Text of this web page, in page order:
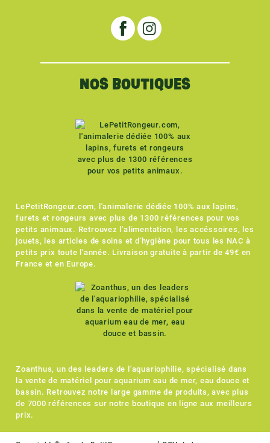
NOS BOUTIQUES
LePetitRongeur.com, l'animalerie dédiée 100% aux lapins,
furets et rongeurs avec plus de 1300 références pour vos
petits animaux. Retrouvez l'alimentation, les accéssoires, les
jouets, les articles de soins et d'hygiène pour tous les NAC à
petits prix toute l'année. Livraison gratuite à partir de 49€ en
France et en Europe.
Zoanthus, un des leaders de l'aquariophilie, spécialisé dans
la vente de matériel pour aquarium eau de mer, eau douce et
bassin. Retrouvez notre large gamme de produits, avec plus
de 7000 références sur notre boutique en ligne aux meilleurs
prix.